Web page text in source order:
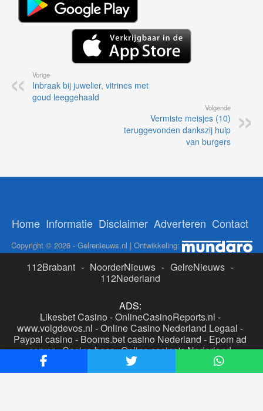
Vorige
Inbraak bij juwelier, vitrines met
goud leeggehaald
Volgende
Vermiste meisjes (10)
teruggevonden dankszij hulp
van burgers
Home Informatie Disclaimer Adverteren Contact
Copyright © 2026 - Gelrenieuws.nl | Ontwikkeling:
112Brabant - NoorderNieuws - GelreNieuws -
112Nederland
ADS:
Likesbet Casino -OnlineCasinoReports.nl -
www.volgdevos.nl -Online Casino Nederland Legaal -
Paypal casino - Booms.bet casino Nederland - Epom ad
server-Casino boer-Online casino's Nederland